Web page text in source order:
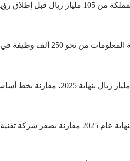
مليار ريال في 2025.
إلى أكثر من 406 آلاف وظيفة في 2025.